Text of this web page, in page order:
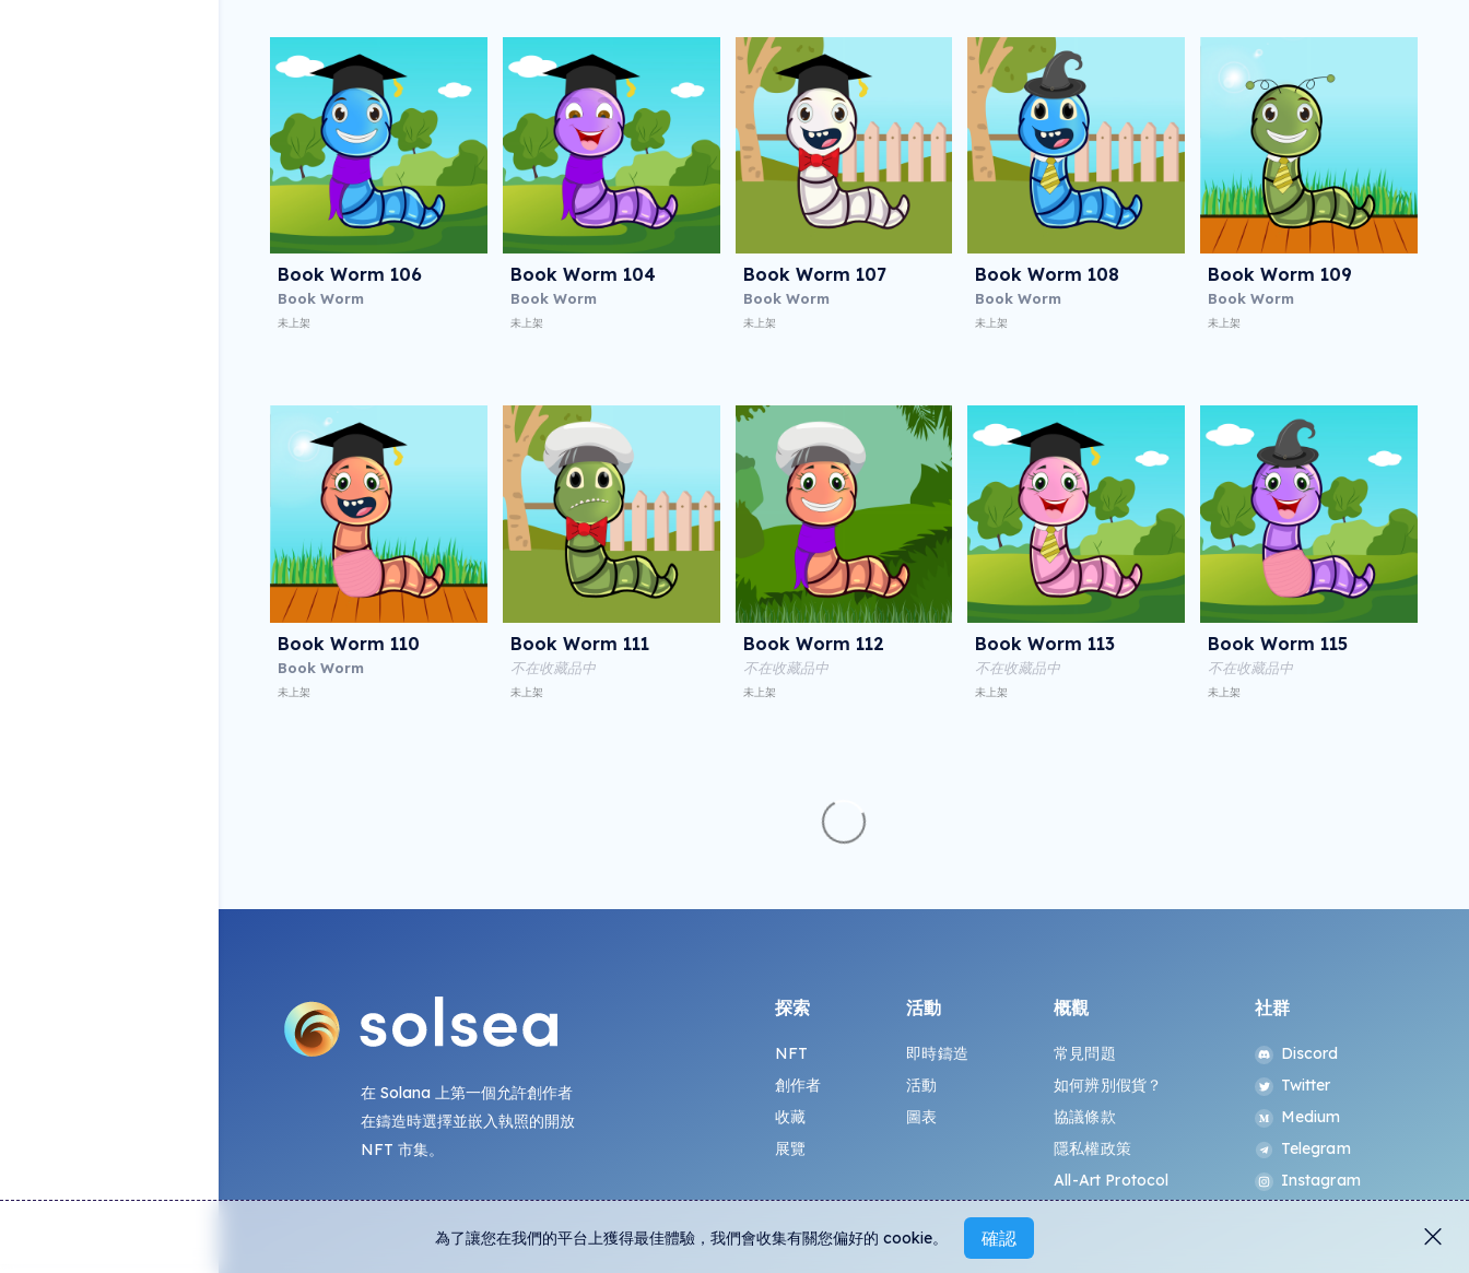
Book Worm 106
Book Worm
未上架
Book Worm 104
Book Worm
未上架
Book Worm 107
Book Worm
未上架
Book Worm 108
Book Worm
未上架
Book Worm 109
Book Worm
未上架
Book Worm 110
Book Worm
未上架
Book Worm 111
不在收藏品中
未上架
Book Worm 112
不在收藏品中
未上架
Book Worm 113
不在收藏品中
未上架
Book Worm 115
不在收藏品中
未上架
在 Solana 上第一個允許創作者
在鑄造時選擇並嵌入執照的開放
NFT 市集。
探索
NFT
創作者
收藏
展覽
活動
即時鑄造
活動
圖表
概觀
常見問題
如何辨別假貨？
協議條款
隱私權政策
All-Art Protocol
社群
Discord
Twitter
Medium
Telegram
Instagram
為了讓您在我們的平台上獲得最佳體驗，我們會收集有關您偏好的 cookie。 確認